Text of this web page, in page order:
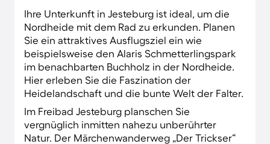
Ihre Unterkunft in Jesteburg ist ideal, um die
Nordheide mit dem Rad zu erkunden. Planen
Sie ein attraktives Ausflugsziel ein wie
beispielsweise den Alaris Schmetterlingspark
im benachbarten Buchholz in der Nordheide.
Hier erleben Sie die Faszination der
Heidelandschaft und die bunte Welt der Falter.
Im Freibad Jesteburg planschen Sie
vergnüglich inmitten nahezu unberührter
Natur. Der Märchenwanderweg „Der Trickser“